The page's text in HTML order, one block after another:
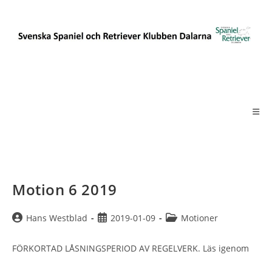
innehållet
Motion 6 2019
Inläggsförfattare:
Hans Westblad
Inlägget
2019-01-09 Inläggskategori:
Motioner
FÖRKORTAD LÅSNINGSPERIOD AV REGELVERK. Läs igenom